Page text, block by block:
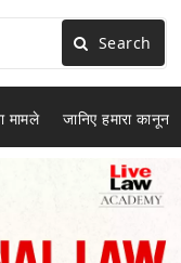
Search
मामले जानिए हमारा कानून